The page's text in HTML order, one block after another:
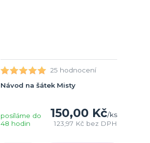
25 hodnocení
Návod na šátek Misty
150,00 Kč/ks
123,97 Kč bez DPH
posíláme do
48 hodin